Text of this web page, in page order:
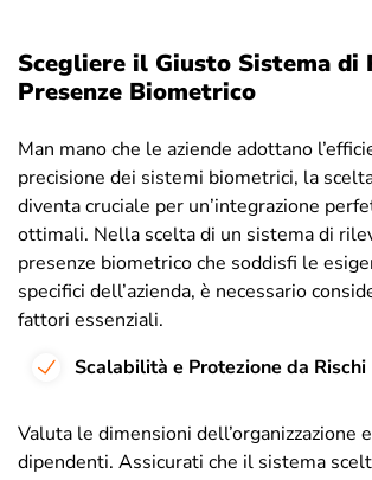
Scegliere il Giusto Sistema di
Presenze Biometrico
Man mano che le aziende adottano
precisione dei sistemi biometrici, la
diventa cruciale per un’integrazione
ottimali. Nella scelta di un sistema di
presenze biometrico che soddisfi le
specifici dell’azienda, è necessario
fattori essenziali.
Scalabilità e Protezione da Rischi
Valuta le dimensioni dell’organizzazione
dipendenti. Assicurati che il sistema